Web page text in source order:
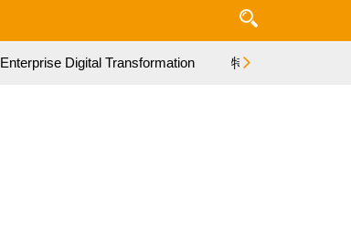
Enterprise Digital Transformation 特集